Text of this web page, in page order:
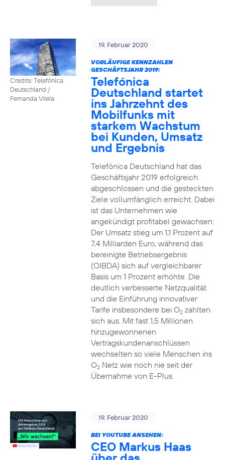
Credits: Telefónica
Deutschland /
Fernanda Vilela
19. Februar 2020
VORLÄUFIGE KENNZAHLEN
GESCHÄFTSJAHR 2019:
Telefónica
Deutschland startet
ins Jahrzehnt des
Mobilfunks mit
starkem Wachstum
bei Kunden, Umsatz
und Ergebnis
Telefónica Deutschland hat das
Geschäftsjahr 2019 erfolgreich
abgeschlossen und die gesteckten
Ziele vollumfänglich erreicht. Dabei
ist das Unternehmen wie
angekündigt profitabel gewachsen:
Der Umsatz stieg um 1,1 Prozent auf
7,4 Milliarden Euro, während das
bereinigte Betriebsergebnis
(OIBDA) sich auf vergleichbarer
Basis um 1 Prozent erhöhte. Die
deutlich verbesserte Netzqualität
und die Einführung innovativer
Tarife insbesondere bei O2zahlten
sich aus. Mit fast 1,5 Millionen
hinzugewonnenen
Vertragskundenanschlüssen
wechselten so viele Menschen ins
O2Netz wie noch nie seit der
Übernahme von E-Plus.
19. Februar 2020
BEI YOUTUBE ANSEHEN:
CEO Markus Haas